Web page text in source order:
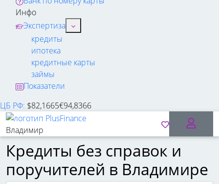
Инфо
Экспертиза
кредиты
ипотека
кредитные карты
займы
Показатели
ЦБ РФ: $82,1665€94,8366
Владимир
Кредиты без справок и
поручителей в Владимире